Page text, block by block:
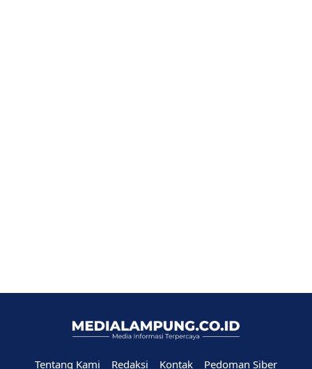
Tentang Kami Redaksi Kontak Pedoman Siber